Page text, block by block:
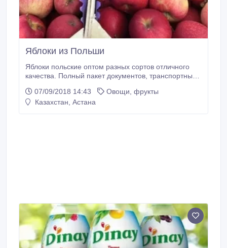
Яблоки из Польши
Яблоки польские оптом разных сортов отличного
качества. Полный пакет документов, транспортные
07/09/2018 14:43
Овощи, фрукты
Казахстан, Астана